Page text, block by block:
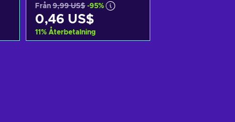
Från 9,99 US$ -95%
0,46 US$
11% Återbetalning